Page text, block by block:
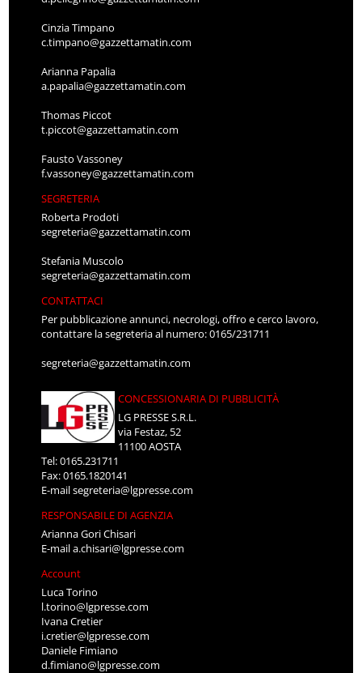
Cinzia Timpano
c.timpano@gazzettamatin.com
Arianna Papalia
a.papalia@gazzettamatin.com
Thomas Piccot
t.piccot@gazzettamatin.com
Fausto Vassoney
f.vassoney@gazzettamatin.com
SEGRETERIA
Roberta Prodoti
segreteria@gazzettamatin.com
Stefania Muscolo
segreteria@gazzettamatin.com
CONTATTACI
Per pubblicazione annunci, necrologi, offro e cerco lavoro,
contattare la segreteria al numero: 0165/231711
segreteria@gazzettamatin.com
CONCESSIONARIA DI PUBBLICITÀ
LG PRESSE S.R.L.
via Festaz, 52
11100 AOSTA
Tel: 0165.231711
Fax: 0165.1820141
E-mailsegreteria@lgpresse.com
RESPONSABILE DI AGENZIA
Arianna Gori Chisari
E-maila.chisari@lgpresse.com
Account
Luca Torino
l.torino@lgpresse.com
Ivana Cretier
i.cretier@lgpresse.com
Daniele Fimiano
d.fimiano@lgpresse.com